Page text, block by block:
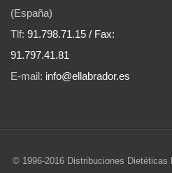
(España)
Tlf: 91.798.71.15 / Fax:
91.797.41.81
E-mail: info@ellabrador.es
© 1996-2016 Distribuciones Dietéticas